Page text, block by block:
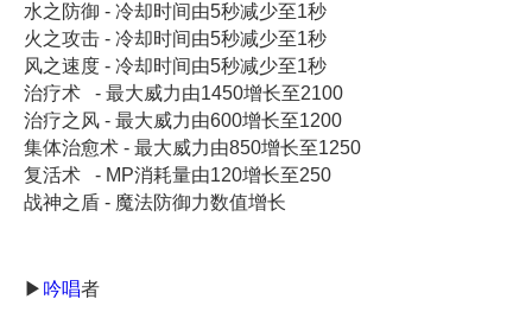
水之防御 - 冷却时间由5秒减少至1秒
火之攻击 - 冷却时间由5秒减少至1秒
风之速度 - 冷却时间由5秒减少至1秒
治疗术 - 最大威力由1450增长至2100
治疗之风 - 最大威力由600增长至1200
集体治愈术 - 最大威力由850增长至1250
复活术 - MP消耗量由120增长至250
战神之盾 - 魔法防御力数值增长
▶ 吟唱者